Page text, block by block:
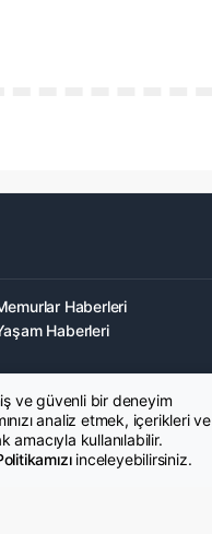
Haberleri
Haberleri
ve güvenli bir deneyim
analiz etmek, içerikleri ve
amacıyla kullanılabilir.
inceleyebilirsiniz.